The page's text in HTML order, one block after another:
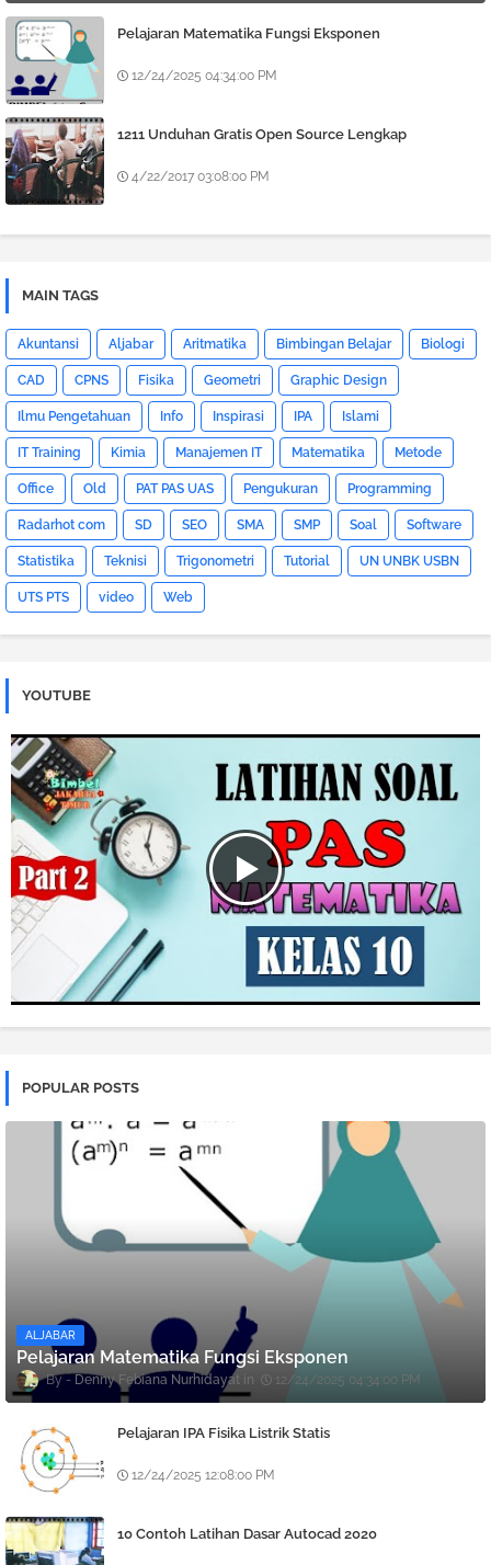
Pelajaran Matematika Fungsi Eksponen
12/24/2025 04:34:00 PM
1211 Unduhan Gratis Open Source Lengkap
4/22/2017 03:08:00 PM
MAIN TAGS
Akuntansi Aljabar Aritmatika Bimbingan Belajar Biologi
CAD CPNS Fisika Geometri Graphic Design
Ilmu Pengetahuan Info Inspirasi IPA Islami
IT Training Kimia Manajemen IT Matematika Metode
Office Old PAT PAS UAS Pengukuran Programming
Radarhot com SD SEO SMA SMP Soal Software
Statistika Teknisi Trigonometri Tutorial UN UNBK USBN
UTS PTS video Web
YOUTUBE
POPULAR POSTS
ALJABAR
Pelajaran Matematika Fungsi Eksponen
Denny Febiana Nurhidayat 12/24/2025 04:34:00 PM
Pelajaran IPA Fisika Listrik Statis
12/24/2025 12:08:00 PM
10 Contoh Latihan Dasar Autocad 2020